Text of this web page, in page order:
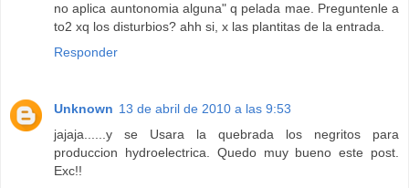
no aplica auntonomia alguna" q pelada mae. Preguntenle a
to2 xq los disturbios? ahh si, x las plantitas de la entrada.
Responder
Unknown 13 de abril de 2010 a las 9:53
jajaja......y se Usara la quebrada los negritos para
produccion hydroelectrica. Quedo muy bueno este post.
Exc!!